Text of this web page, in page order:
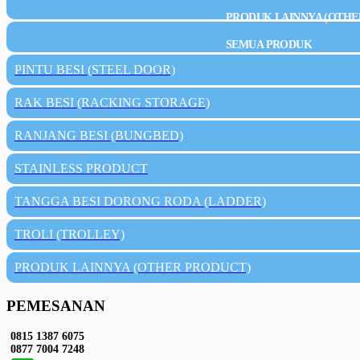
PRODUK LAINNYA
SEMUA PRODUK
PINTU BESI (STEEL DOOR)
RAK BESI (RACKING STORAGE)
RANJANG BESI (BUNGBED)
STAINLESS PRODUCT
TANGGA BESI DORONG RODA (LADDER)
TROLI (TROLLEY)
PRODUK LAINNYA (OTHER PRODUCT)
PEMESANAN
0815 1387 6075
0877 7004 7248